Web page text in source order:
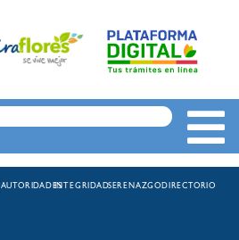
AUTORIDADESINTEGRIDADSERENAZGODIRECTORIO